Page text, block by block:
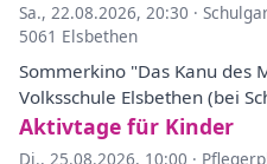
Sa., 22.08.2026, 20:30 ·
5061 Elsbethen
Sommerkino "Das Kanu des
Volksschule Elsbethen (bei
Aktivtage für Kinder
Di., 25.08.2026, 10:00 ·